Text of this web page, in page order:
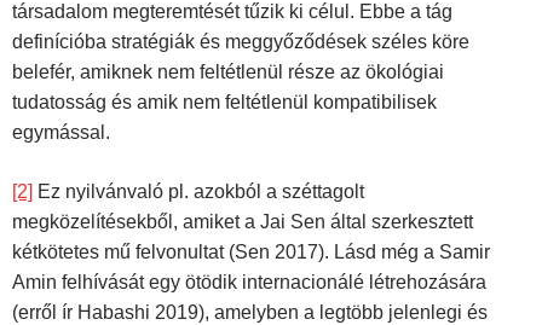
társadalom megteremtését tűzik ki célul. Ebbe a tág
definícióba stratégiák és meggyőződések széles köre
belefér, amiknek nem feltétlenül része az ökológiai
tudatosság és amik nem feltétlenül kompatibilisek
egymással.
[2] Ez nyilvánvaló pl. azokból a széttagolt
megközelítésekből, amiket a Jai Sen által szerkesztett
kétkötetes mű felvonultat (Sen 2017). Lásd még a Samir
Amin felhívását egy ötödik internacionálé létrehozására
(erről ír Habashi 2019), amelyben a legtöbb jelenlegi és